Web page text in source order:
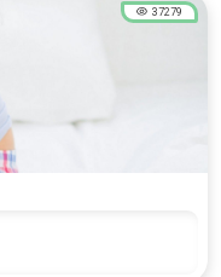
37279